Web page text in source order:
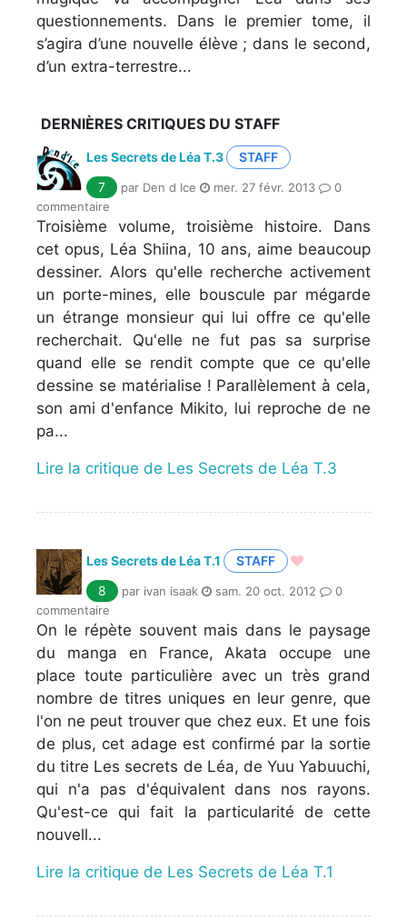
questionnements. Dans le premier tome, il
s’agira d’une nouvelle élève ; dans le second,
d’un extra-terrestre...
DERNIÈRES CRITIQUES DU STAFF
Les Secrets de Léa T.3
STAFF
7
par Den d Ice mer. 27 févr. 2013
0
commentaire
Troisième volume, troisième histoire. Dans
cet opus, Léa Shiina, 10 ans, aime beaucoup
dessiner. Alors qu'elle recherche activement
un porte-mines, elle bouscule par mégarde
un étrange monsieur qui lui offre ce qu'elle
recherchait. Qu'elle ne fut pas sa surprise
quand elle se rendit compte que ce qu'elle
dessine se matérialise ! Parallèlement à cela,
son ami d'enfance Mikito, lui reproche de ne
pa...
Lire la critique de Les Secrets de Léa T.3
Les Secrets de Léa T.1
STAFF
8
par ivan isaak sam. 20 oct. 2012
0
commentaire
On le répète souvent mais dans le paysage
du manga en France, Akata occupe une
place toute particulière avec un très grand
nombre de titres uniques en leur genre, que
l'on ne peut trouver que chez eux. Et une fois
de plus, cet adage est confirmé par la sortie
du titre Les secrets de Léa, de Yuu Yabuuchi,
qui n'a pas d'équivalent dans nos rayons.
Qu'est-ce qui fait la particularité de cette
nouvell...
Lire la critique de Les Secrets de Léa T.1